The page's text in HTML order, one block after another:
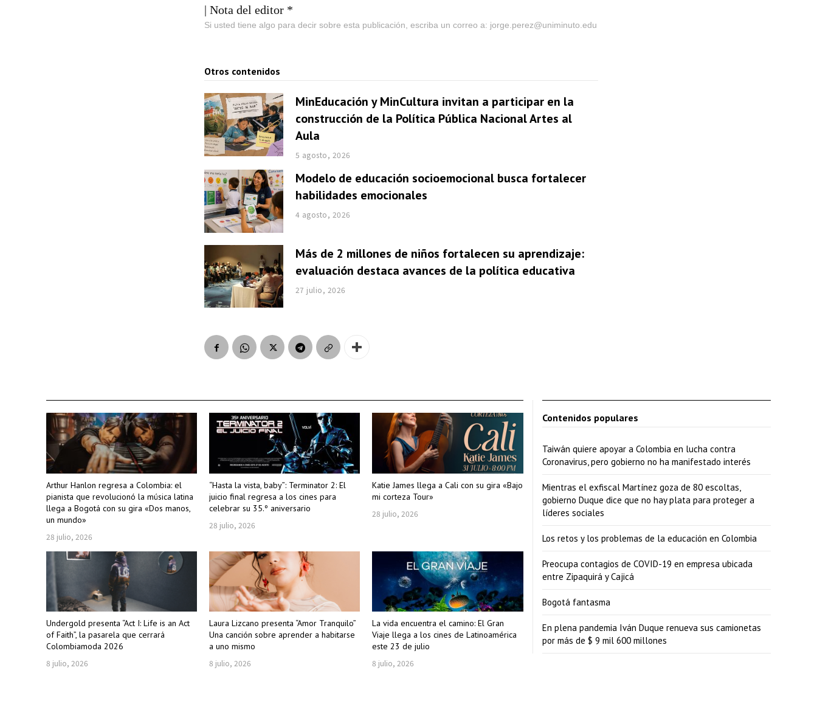
| Nota del editor *
Si usted tiene algo para decir sobre esta publicación, escriba un correo a: jorge.perez@uniminuto.edu
Otros contenidos
MinEducación y MinCultura invitan a participar en la
construcción de la Política Pública Nacional Artes al
Aula
5 agosto, 2026
Modelo de educación socioemocional busca fortalecer
habilidades emocionales
4 agosto, 2026
Más de 2 millones de niños fortalecen su aprendizaje:
evaluación destaca avances de la política educativa
27 julio, 2026
Arthur Hanlon regresa a Colombia: el
pianista que revolucionó la música latina
llega a Bogotá con su gira «Dos manos,
un mundo»
28 julio, 2026
“Hasta la vista, baby”: Terminator 2: El
juicio final regresa a los cines para
celebrar su 35.º aniversario
28 julio, 2026
Katie James llega a Cali con su gira «Bajo
mi corteza Tour»
28 julio, 2026
Undergold presenta “Act I: Life is an Act
of Faith”, la pasarela que cerrará
Colombiamoda 2026
8 julio, 2026
Laura Lizcano presenta “Amor Tranquilo”
Una canción sobre aprender a habitarse
a uno mismo
8 julio, 2026
La vida encuentra el camino: El Gran
Viaje llega a los cines de Latinoamérica
este 23 de julio
8 julio, 2026
Contenidos populares
Taiwán quiere apoyar a Colombia en lucha contra
Coronavirus, pero gobierno no ha manifestado interés
Mientras el exfiscal Martínez goza de 80 escoltas,
gobierno Duque dice que no hay plata para proteger a
líderes sociales
Los retos y los problemas de la educación en Colombia
Preocupa contagios de COVID-19 en empresa ubicada
entre Zipaquirá y Cajicá
Bogotá fantasma
En plena pandemia Iván Duque renueva sus camionetas
por más de $ 9 mil 600 millones